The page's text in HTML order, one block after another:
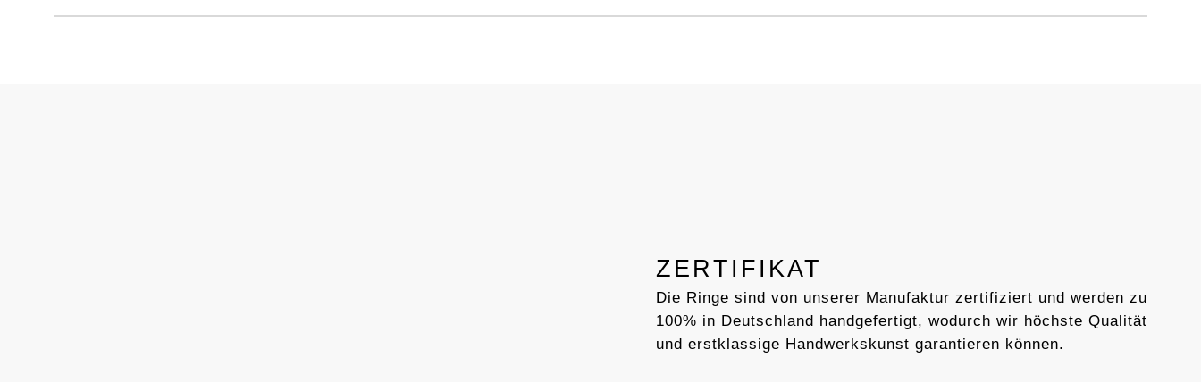
ZERTIFIKAT
Die Ringe sind von unserer Manufaktur zertifiziert und werden zu
100% in Deutschland handgefertigt, wodurch wir höchste Qualität
und erstklassige Handwerkskunst garantieren können.